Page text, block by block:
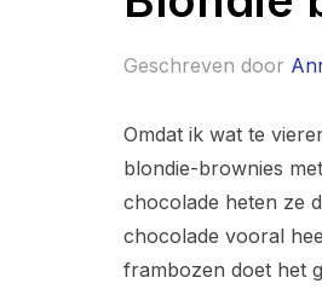
Geschreven door
Omdat ik wat te
blondie-brownies
chocolade heten ze
chocolade vooral
frambozen doet het